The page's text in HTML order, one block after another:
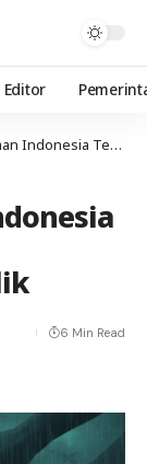
Editor
Politik Mengambil Alih Republik
6 Min Read